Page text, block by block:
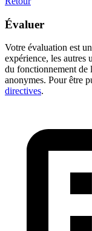
Évaluer
Votre évaluation est
expérience, les autres
du fonctionnement de
anonymes. Pour être
directives.